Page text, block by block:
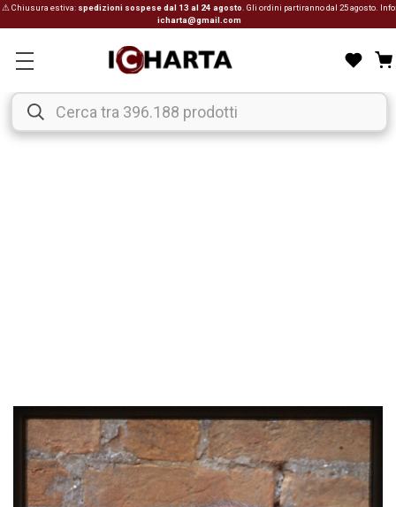
⚠ Chiusura estiva: spedizioni sospese dal 13 al 24 agosto . Gli ordini partiranno dal 25 agosto. Info:
icharta@gmail.com